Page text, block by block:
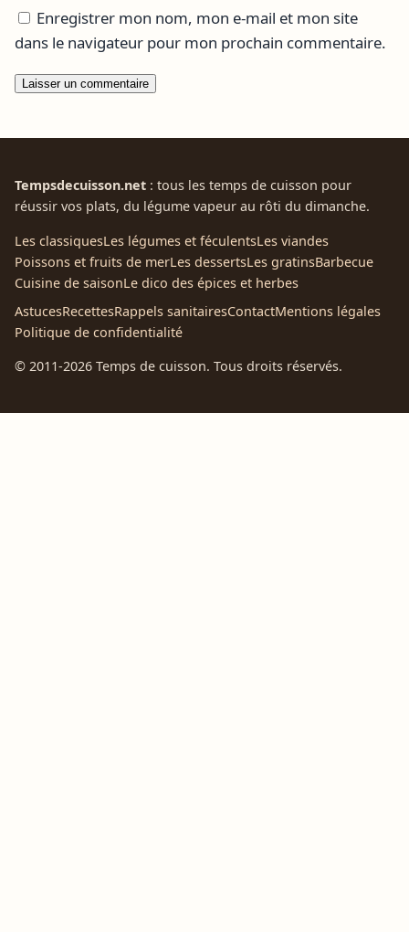
Enregistrer mon nom, mon e-mail et mon site
dans le navigateur pour mon prochain commentaire.
Tempsdecuisson.net : tous les temps de cuisson pour
réussir vos plats, du légume vapeur au rôti du dimanche.
Les classiquesLes légumes et féculentsLes viandes
Poissons et fruits de merLes dessertsLes gratinsBarbecue
Cuisine de saisonLe dico des épices et herbes
AstucesRecettesRappels sanitairesContactMentions légales
Politique de confidentialité
© 2011-2026 Temps de cuisson. Tous droits réservés.